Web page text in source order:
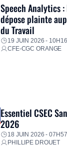
Speech Analytics :
dépose plainte
du Travail
19 JUIN 2026 - 10H16
CFE-CGC ORANGE
Essentiel CSEC
2026
18 JUIN 2026 - 07H57
PHILLIPE DROUET